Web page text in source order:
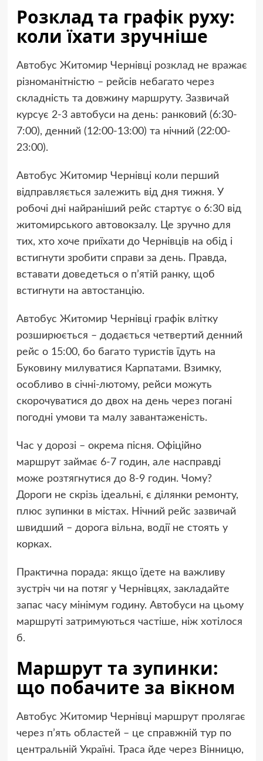
Розклад та графік руху:
коли їхати зручніше
Автобус Житомир Чернівці розклад не вражає
різноманітністю – рейсів небагато через
складність та довжину маршруту. Зазвичай
курсує 2-3 автобуси на день: ранковий (6:30-
7:00), денний (12:00-13:00) та нічний (22:00-
23:00).
Автобус Житомир Чернівці коли перший
відправляється залежить від дня тижня. У
робочі дні найраніший рейс стартує о 6:30 від
житомирського автовокзалу. Це зручно для
тих, хто хоче приїхати до Чернівців на обід і
встигнути зробити справи за день. Правда,
вставати доведеться о п’ятій ранку, щоб
встигнути на автостанцію.
Автобус Житомир Чернівці графік влітку
розширюється – додається четвертий денний
рейс о 15:00, бо багато туристів їдуть на
Буковину милуватися Карпатами. Взимку,
особливо в січні-лютому, рейси можуть
скорочуватися до двох на день через погані
погодні умови та малу завантаженість.
Час у дорозі – окрема пісня. Офіційно
маршрут займає 6-7 годин, але насправді
може розтягнутися до 8-9 годин. Чому?
Дороги не скрізь ідеальні, є ділянки ремонту,
плюс зупинки в містах. Нічний рейс зазвичай
швидший – дорога вільна, водії не стоять у
корках.
Практична порада: якщо їдете на важливу
зустріч чи на потяг у Чернівцях, закладайте
запас часу мінімум годину. Автобуси на цьому
маршруті затримуються частіше, ніж хотілося
б.
Маршрут та зупинки:
що побачите за вікном
Автобус Житомир Чернівці маршрут пролягає
через п’ять областей – це справжній тур по
центральній Україні. Траса йде через Вінницю,